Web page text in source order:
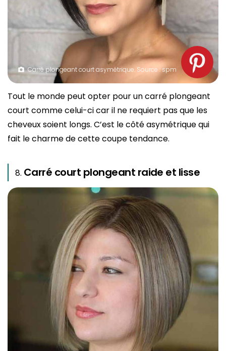
Carré plongeant court asymétrique. Source : spm
Tout le monde peut opter pour un carré plongeant
court comme celui-ci car il ne requiert pas que les
cheveux soient longs. C’est le côté asymétrique qui
fait le charme de cette coupe tendance.
Carré court plongeant raide et lisse